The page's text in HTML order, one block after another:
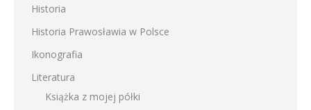
Historia
Historia Prawosławia w Polsce
Ikonografia
Literatura
Książka z mojej półki